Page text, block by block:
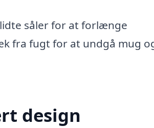
såler for at forlænge
fra fugt for at undgå mug
design